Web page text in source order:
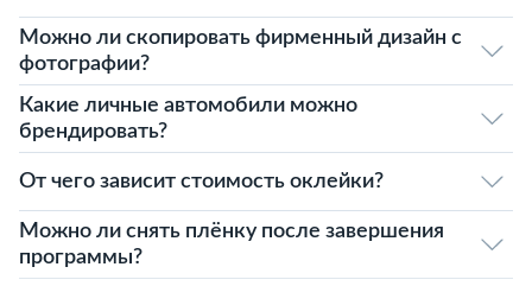
Можно ли скопировать фирменный дизайн с
фотографии?
Какие личные автомобили можно
брендировать?
От чего зависит стоимость оклейки?
Можно ли снять плёнку после завершения
программы?